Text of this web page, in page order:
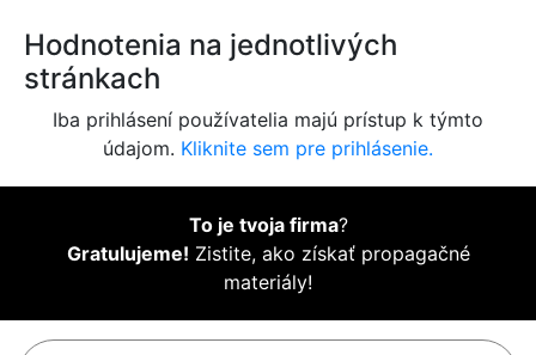
Hodnotenia na jednotlivých
stránkach
Iba prihlásení používatelia majú prístup k týmto
údajom. Kliknite sem pre prihlásenie.
To je tvoja firma?
Gratulujeme! Zistite, ako získať propagačné
materiály!